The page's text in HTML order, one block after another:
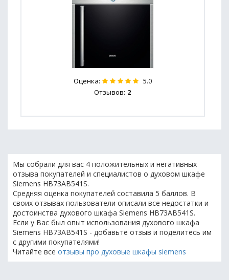
Оценка: 5.0
Отзывов: 2
Мы собрали для вас 4 положительных и негативных
отзыва покупателей и специалистов о духовом шкафе
Siemens HB73AB541S.
Средняя оценка покупателей составила 5 баллов. В
своих отзывах пользователи описали все недостатки и
достоинства духового шкафа Siemens HB73AB541S.
Если у Вас был опыт использования духового шкафа
Siemens HB73AB541S - добавьте отзыв и поделитесь им
с другими покупателями!
Читайте все отзывы про духовые шкафы siemens